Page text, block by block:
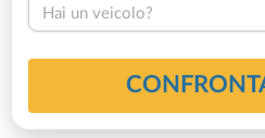
Hai un veicolo?